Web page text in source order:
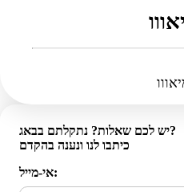
יש לכם שאלות? נתקלתם בבאג?
כיתבו לנו ונענה בהקדם
אי-מייל: